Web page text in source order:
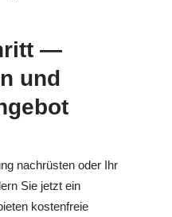
—
und
nachrüsten oder Ihr
Sie jetzt ein
kostenfreie